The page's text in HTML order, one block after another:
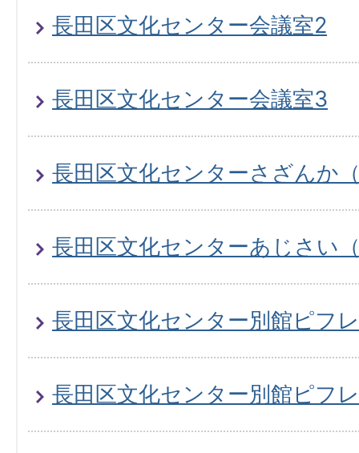
長田区文化センター会議室2
長田区文化センター会議室3
長田区文化センターさざんか
長田区文化センターあじさい
長田区文化センター別館ピフ
長田区文化センター別館ピフ